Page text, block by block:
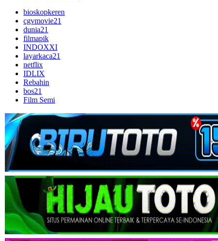
bioskopkeren
cgvmovie21
dunia21
filmapik
INDOXXI
layarkaca21
netflix
IDLIX
Rebahin
bos21
Film Semi